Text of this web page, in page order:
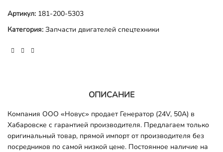
Артикул: 181-200-5303
Категория: Запчасти двигателей спецтехники
ОПИСАНИЕ
Компания ООО «Новус» продает Генератор (24V, 50A) в
Хабаровске с гарантией производителя. Предлагаем только
оригинальный товар, прямой импорт от производителя без
посредников по самой низкой цене. Постоянное наличие на